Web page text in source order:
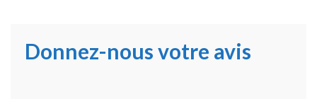
Donnez-nous votre avis